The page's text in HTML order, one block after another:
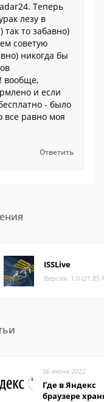
Теперь
лезу в
то забавно)
советую
никогда бы
вообще,
и если
- было
равно моя
Ответить
ISSLive
Версия: 1.0 (21.85
06 июня 2022
Где в Яндекс
браузере